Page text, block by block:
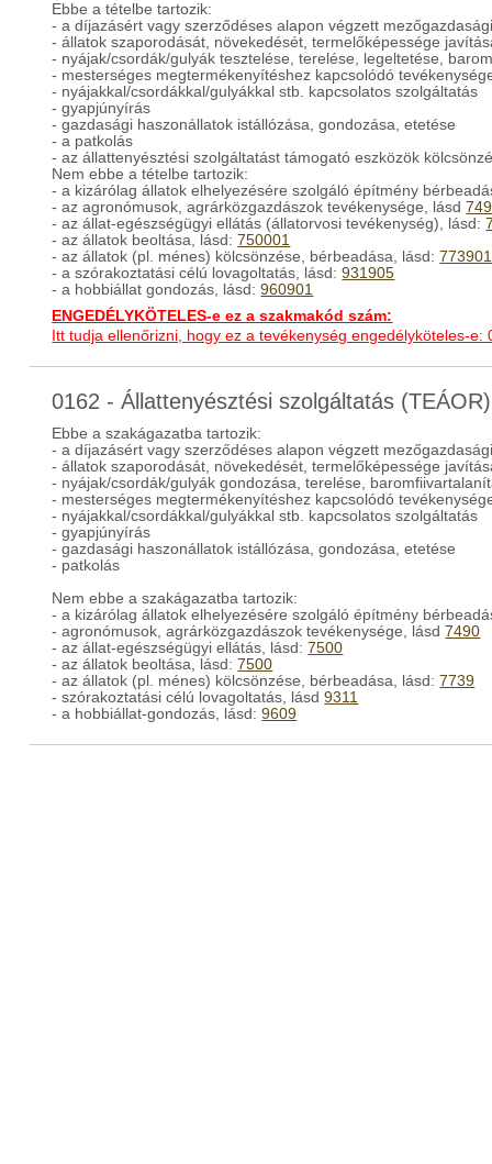
Ebbe a tételbe tartozik:
- a díjazásért vagy szerződéses alapon végzett
- állatok szaporodását, növekedését, termelőképessége
- nyájak/csordák/gulyák tesztelése, terelése, legeltetése,
- mesterséges megtermékenyítéshez kapcsolódó
- nyájakkal/csordákkal/gulyákkal stb. kapcsolatos szolgáltatás
- gyapjúnyírás
- gazdasági haszonállatok istállózása, gondozása, etetése
- a patkolás
- az állattenyésztési szolgáltatást támogató eszközök
Nem ebbe a tételbe tartozik:
- a kizárólag állatok elhelyezésére szolgáló építmény
- az agronómusok, agrárközgazdászok tevékenysége, lásd
- az állat-egészségügyi ellátás (állatorvosi tevékenység), lásd:
- az állatok beoltása, lásd:750001
- az állatok (pl. ménes) kölcsönzése, bérbeadása, lásd:773901
- a szórakoztatási célú lovagoltatás, lásd:931905
- a hobbiállat gondozás, lásd:960901
ENGEDÉLYKÖTELES-e ez a szakmakód szám:
Itt tudja ellenőrizni, hogy ez a tevékenység engedélyköteles-e:
0162 - Állattenyésztési szolgáltatás (TEÁOR)
Ebbe a szakágazatba tartozik:
- a díjazásért vagy szerződéses alapon végzett
- állatok szaporodását, növekedését, termelőképessége
- nyájak/csordák/gulyák gondozása, terelése,
- mesterséges megtermékenyítéshez kapcsolódó
- nyájakkal/csordákkal/gulyákkal stb. kapcsolatos szolgáltatás
- gyapjúnyírás
- gazdasági haszonállatok istállózása, gondozása, etetése
- patkolás
Nem ebbe a szakágazatba tartozik:
- a kizárólag állatok elhelyezésére szolgáló építmény
- agronómusok, agrárközgazdászok tevékenysége, lásd7490
- az állat-egészségügyi ellátás, lásd:7500
- az állatok beoltása, lásd:7500
- az állatok (pl. ménes) kölcsönzése, bérbeadása, lásd:7739
- szórakoztatási célú lovagoltatás, lásd9311
- a hobbiállat-gondozás, lásd:9609